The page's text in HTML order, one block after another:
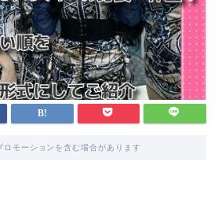
ロモーションを含む場合があります